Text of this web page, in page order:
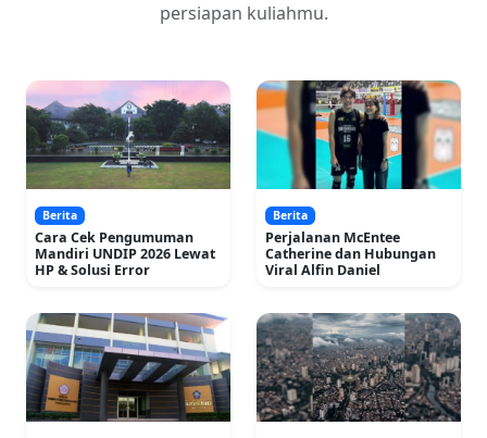
persiapan kuliahmu.
Berita
Cara Cek Pengumuman
Mandiri UNDIP 2026 Lewat
HP & Solusi Error
Berita
Perjalanan McEntee
Catherine dan Hubungan
Viral Alfin Daniel